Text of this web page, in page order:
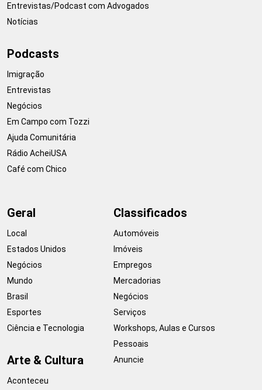
Entrevistas/Podcast com Advogados
Notícias
Podcasts
Imigração
Entrevistas
Negócios
Em Campo com Tozzi
Ajuda Comunitária
Rádio AcheiUSA
Café com Chico
Geral
Local
Estados Unidos
Negócios
Mundo
Brasil
Esportes
Ciência e Tecnologia
Arte & Cultura
Aconteceu
Classificados
Automóveis
Imóveis
Empregos
Mercadorias
Negócios
Serviços
Workshops, Aulas e Cursos
Pessoais
Anuncie